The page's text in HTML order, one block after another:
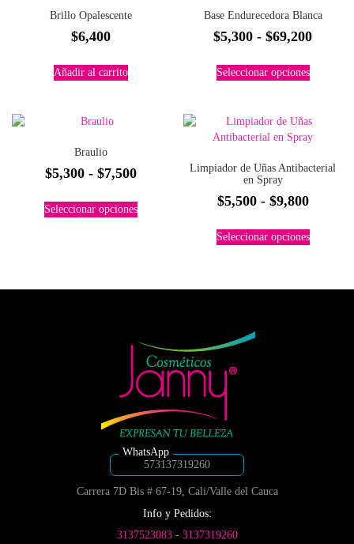
Brillo Opalescente
$6,400
Añadir al carrito
Base Endurecedora Blanca
$5,300 - $69,200Rango
hasta
Seleccionar opcionesproducto
variantes.
Las
se
elegir
la
Braulio
$5,300 - $7,500Rango
precios:
$7,500
Seleccionar opcionesproducto
opciones
elegir
en
la
página
producto
Limpiador de Uñas Antibacterial
en Spray
$5,500 - $9,800Rango
Seleccionar opcionesproducto
variantes.
573137319260
Carrera 7D Bis # 67-19, Cali/Valle del Cauca
Info y Pedidos:
3137523083- 3137319260